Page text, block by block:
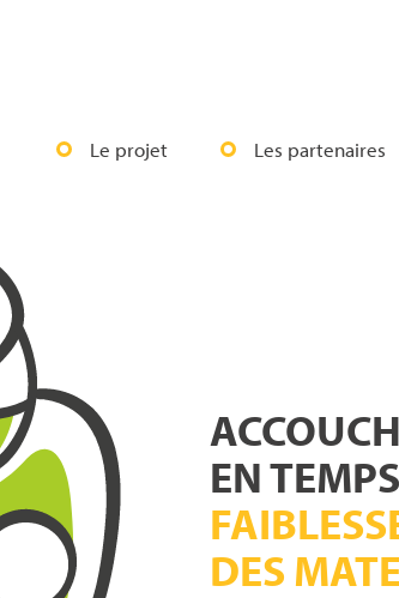
Le projet Les partenaires
EN
DES